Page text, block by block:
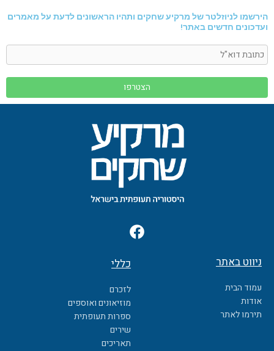
הירשמו לניוזלטר של מרקיע שחקים ותהיו הראשונים לדעת על מאמרים
ועדכונים חדשים באתר!
F
a
e
b
o
o
k
ניווט באתר
עמוד הבית
אודות
תירמו לאתר
כללי
לזכרם
מוזיאונים ואוספים
ספרות תעופתית
שירים
תאריכים